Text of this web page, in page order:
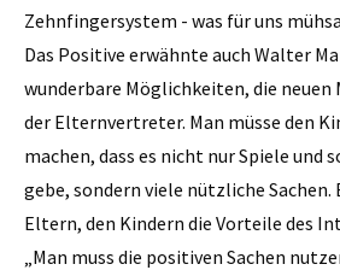
Zehnfingersystem - was für uns
Das Positive erwähnte auch Walter
wunderbare Möglichkeiten, die neuen
der Elternvertreter. Man müsse den
machen, dass es nicht nur Spiele und
gebe, sondern viele nützliche Sachen.
Eltern, den Kindern die Vorteile des
„Man muss die positiven Sachen